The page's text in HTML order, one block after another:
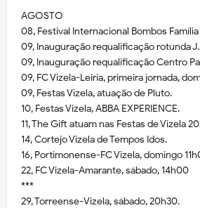
AGOSTO
08, Festival Internacional Bombos
09, Inauguração requalificação rotunda
09, Inauguração requalificação Centro
09, FC Vizela-Leiria, primeira jornada,
09, Festas Vizela, atuação de Pluto.
10, Festas Vizela, ABBA EXPERIENCE.
11, The Gift atuam nas Festas de Vizela
14, Cortejo Vizela de Tempos Idos.
16, Portimonense-FC Vizela, domingo
22, FC Vizela-Amarante, sábado, 14h00
***
29, Torreense-Vizela, sábado, 20h30.